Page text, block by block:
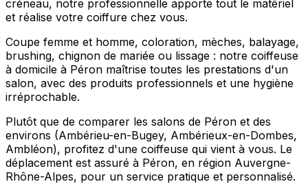
créneau, notre professionnelle apporte tout le matériel
et réalise votre coiffure chez vous.
Coupe femme et homme, coloration, mèches, balayage,
brushing, chignon de mariée ou lissage : notre coiffeuse
à domicile à Péron maîtrise toutes les prestations d'un
salon, avec des produits professionnels et une hygiène
irréprochable.
Plutôt que de comparer les salons de Péron et des
environs (Ambérieu-en-Bugey, Ambérieux-en-Dombes,
Ambléon), profitez d'une coiffeuse qui vient à vous. Le
déplacement est assuré à Péron, en région Auvergne-
Rhône-Alpes, pour un service pratique et personnalisé.